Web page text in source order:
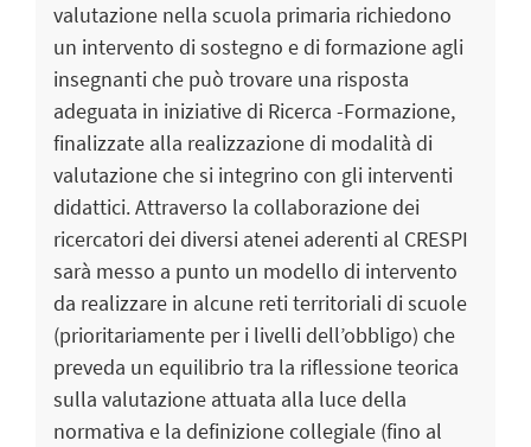
valutazione nella scuola primaria richiedono
un intervento di sostegno e di formazione agli
insegnanti che può trovare una risposta
adeguata in iniziative di Ricerca -Formazione,
finalizzate alla realizzazione di modalità di
valutazione che si integrino con gli interventi
didattici. Attraverso la collaborazione dei
ricercatori dei diversi atenei aderenti al CRESPI
sarà messo a punto un modello di intervento
da realizzare in alcune reti territoriali di scuole
(prioritariamente per i livelli dell’obbligo) che
preveda un equilibrio tra la riflessione teorica
sulla valutazione attuata alla luce della
normativa e la definizione collegiale (fino al